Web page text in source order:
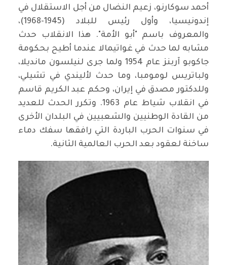
أحمد سوكارنو، زعيم النضال من أجل الاستقلال في
إندونيسيا، وأول رئيس للبلاد (1945-1968)،
والمعروف باسم "أبو الأمة". هذا الانقلاب حدث
مشابه لما حدث في غواتيمالا عندما أطيح بحكومة
جاكوبو آربنز عام 1954 ولما جرى لنيلسون مانديلا،
ولباتريس لومومبا، وما حدث لأليندي في تشيلي،
وللدكتور مصدق في إيران، وحكم عبد الكريم قاسم
في انقلاب شياط عام 1963. وتكرر الحدث للعديد
من القادة الوطنيين والشعبيين في البلدان الأخرى
في سنوات الحرب الباردة التي رافقها سفك دماء
ساخنة لعقود بعد الحرب العالمية الثانية.